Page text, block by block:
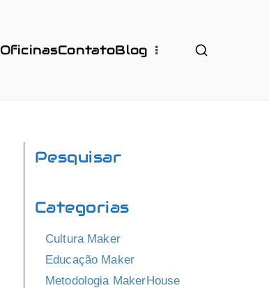
OficinasContatoBlog
Pesquisar
Categorias
Cultura Maker
Educação Maker
Metodologia MakerHouse